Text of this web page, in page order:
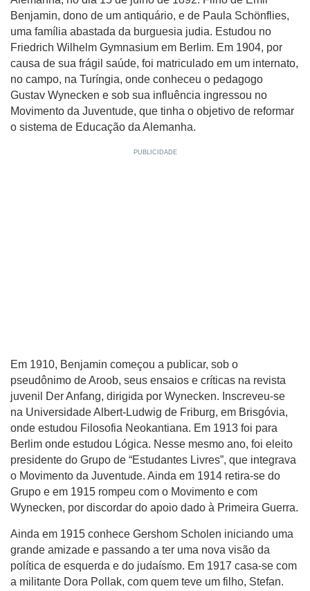
Benjamin, dono de um antiquário, e de Paula Schönflies,
uma família abastada da burguesia judia. Estudou no
Friedrich Wilhelm Gymnasium em Berlim. Em 1904, por
causa de sua frágil saúde, foi matriculado em um internato,
no campo, na Turíngia, onde conheceu o pedagogo
Gustav Wynecken e sob sua influência ingressou no
Movimento da Juventude, que tinha o objetivo de reformar
o sistema de Educação da Alemanha.
Em 1910, Benjamin começou a publicar, sob o
pseudônimo de Aroob, seus ensaios e críticas na revista
juvenil Der Anfang, dirigida por Wynecken. Inscreveu-se
na Universidade Albert-Ludwig de Friburg, em Brisgóvia,
onde estudou Filosofia Neokantiana. Em 1913 foi para
Berlim onde estudou Lógica. Nesse mesmo ano, foi eleito
presidente do Grupo de “Estudantes Livres”, que integrava
o Movimento da Juventude. Ainda em 1914 retira-se do
Grupo e em 1915 rompeu com o Movimento e com
Wynecken, por discordar do apoio dado à Primeira Guerra.
Ainda em 1915 conhece Gershom Scholen iniciando uma
grande amizade e passando a ter uma nova visão da
política de esquerda e do judaísmo. Em 1917 casa-se com
a militante Dora Pollak, com quem teve um filho, Stefan.